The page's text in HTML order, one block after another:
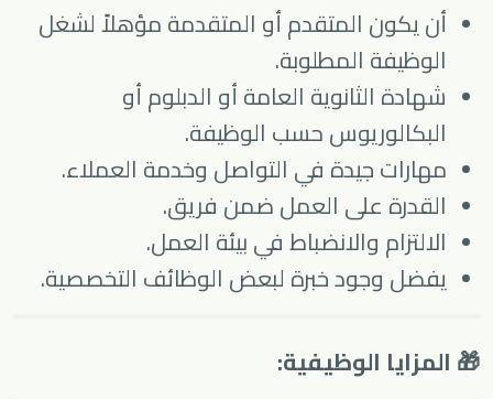
أن يكون المتقدم أو المتقدمة مؤهلاً لشغل
الوظيفة المطلوبة.
شهادة الثانوية العامة أو الدبلوم أو
البكالوريوس حسب الوظيفة.
مهارات جيدة في التواصل وخدمة العملاء.
القدرة على العمل ضمن فريق.
الالتزام والانضباط في بيئة العمل.
يفضل وجود خبرة لبعض الوظائف التخصصية.
🎁 المزايا الوظيفية: